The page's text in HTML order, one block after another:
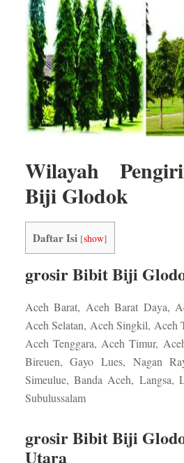
Wilayah
Biji Glodok
Daftar Isi [show]
grosir Bibit Biji
Aceh Barat, Aceh Barat Daya,
Aceh Selatan, Aceh Singkil, Aceh
Aceh Tenggara, Aceh Timur,
Bireuen, Gayo Lues, Nagan
Simeulue, Banda Aceh, Langsa,
Subulussalam
grosir Bibit Biji
Utara